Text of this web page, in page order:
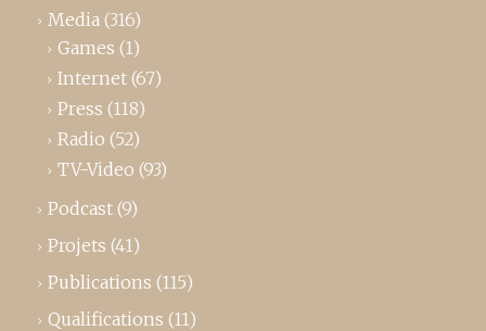
Media (316)
Games (1)
Internet (67)
Press (118)
Radio (52)
TV-Video (93)
Podcast (9)
Projets (41)
Publications (115)
Qualifications (11)